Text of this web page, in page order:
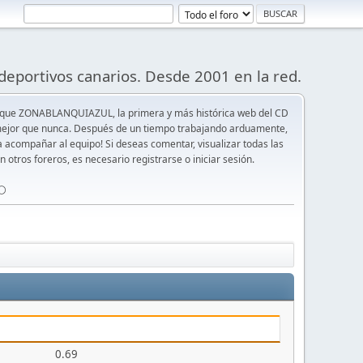
canarios. Desde 2001 en la red.
ZONABLANQUIAZUL, la primera y más histórica web del CD
que nunca. Después de un tiempo trabajando arduamente,
al equipo! Si deseas comentar, visualizar todas las
otros foreros, es necesario registrarse o iniciar sesión.
0.69